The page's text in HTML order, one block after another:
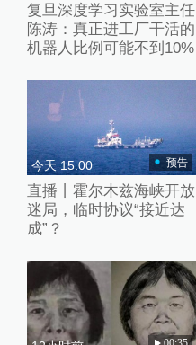
复旦深度学习实验室主任
陈涛：真正进工厂干活的
机器人比例可能不到10%
今天 15:00 预告
直播丨霍尔木兹海峡开放
迷局，临时协议“接近达
成”？